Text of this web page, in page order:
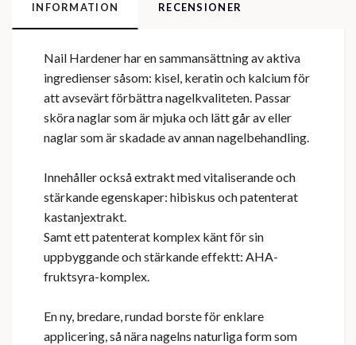
INFORMATION RECENSIONER
Nail Hardener har en sammansättning av aktiva
ingredienser såsom: kisel, keratin och kalcium för
att avsevärt förbättra nagelkvaliteten. Passar
sköra naglar som är mjuka och lätt går av eller
naglar som är skadade av annan nagelbehandling.
Innehåller också extrakt med vitaliserande och
stärkande egenskaper: hibiskus och patenterat
kastanjextrakt.
Samt ett patenterat komplex känt för sin
uppbyggande och stärkande effektt: AHA-
fruktsyra-komplex.
En ny, bredare, rundad borste för enklare
applicering, så nära nagelns naturliga form som